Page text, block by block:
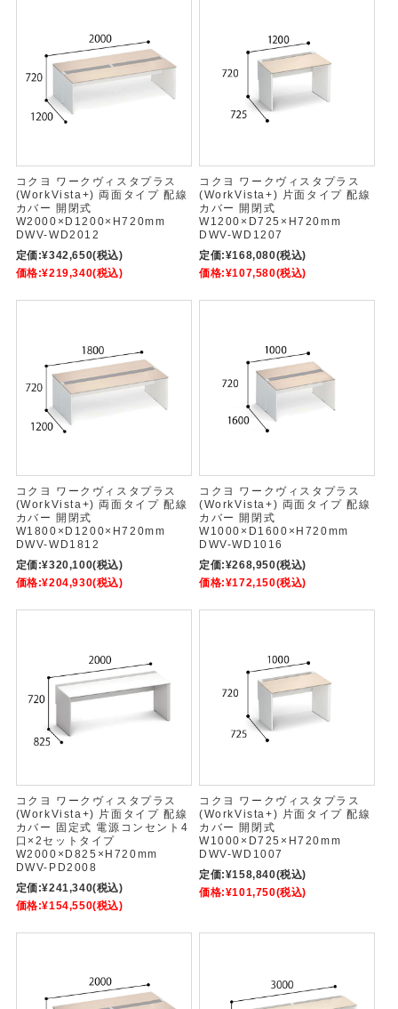
コクヨ ワークヴィスタプラス
(WorkVista+) 両面タイプ 配線
カバー 開閉式
W2000×D1200×H720mm
DWV-WD2012
定価:¥342,650(税込)
価格:¥219,340(税込)
コクヨ ワークヴィスタプラス
(WorkVista+) 片面タイプ 配線
カバー 開閉式
W1200×D725×H720mm
DWV-WD1207
定価:¥168,080(税込)
価格:¥107,580(税込)
コクヨ ワークヴィスタプラス
(WorkVista+) 両面タイプ 配線
カバー 開閉式
W1800×D1200×H720mm
DWV-WD1812
定価:¥320,100(税込)
価格:¥204,930(税込)
コクヨ ワークヴィスタプラス
(WorkVista+) 両面タイプ 配線
カバー 開閉式
W1000×D1600×H720mm
DWV-WD1016
定価:¥268,950(税込)
価格:¥172,150(税込)
コクヨ ワークヴィスタプラス
(WorkVista+) 片面タイプ 配線
カバー 固定式 電源コンセント4
口×2セットタイプ
W2000×D825×H720mm
DWV-PD2008
定価:¥241,340(税込)
価格:¥154,550(税込)
コクヨ ワークヴィスタプラス
(WorkVista+) 片面タイプ 配線
カバー 開閉式
W1000×D725×H720mm
DWV-WD1007
定価:¥158,840(税込)
価格:¥101,750(税込)